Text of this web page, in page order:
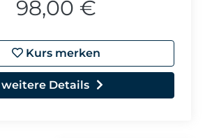
98,00 €
Kurs merken
weitere Details